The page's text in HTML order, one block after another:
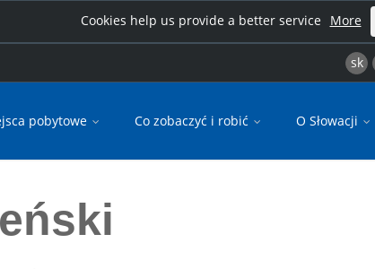
Cookies help us provide a better service More
sk
pobytowe Co zobaczyć i robić O Słowacji